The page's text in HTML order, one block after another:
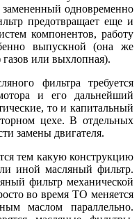
одновременно
предотвращает еще и
компонентов, работу
выпускной (она же
или выхлопная).
фильтра требуется
и его дальнейший
то и капитальный
цехе. В отдельных
замены двигателя.
тем какую конструкцию
иной масляный фильтр.
фильтр механической
во время ТО меняется
маслом параллельно.